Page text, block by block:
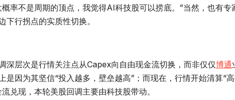
率不是周期的顶点，我觉得AI科技股可以捞底。”当然，也有专
行拐点的实质性切换。
深层次是行情关注点从Capex向自由现金流切换，而非仅仅博通
因为其坚信“投入越多，壁垒越高”；而现在，行情开始清算“
兑现，本轮美股回调主要由科技股带动。